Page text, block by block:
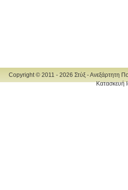
Copyright © 2011 - 2026 Στύξ - Ανεξάρτητη
Κατασκευή